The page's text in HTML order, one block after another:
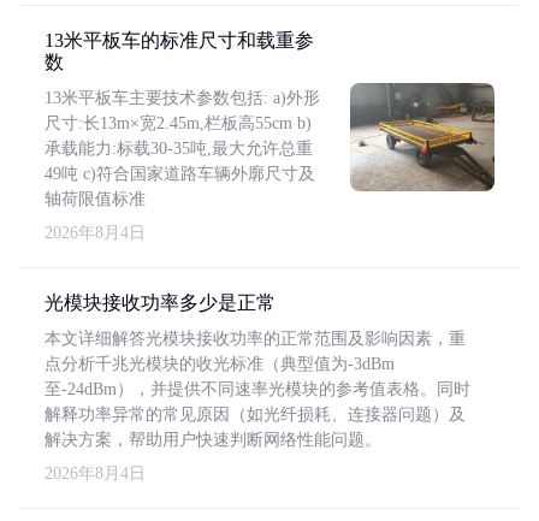
13米平板车的标准尺寸和载重参
数
13米平板车主要技术参数包括: a)外形
尺寸:长13m×宽2.45m,栏板高55cm b)
承载能力:标载30-35吨,最大允许总重
49吨 c)符合国家道路车辆外廓尺寸及
轴荷限值标准
2026年8月4日
光模块接收功率多少是正常
本文详细解答光模块接收功率的正常范围及影响因素，重
点分析千兆光模块的收光标准（典型值为-3dBm
至-24dBm），并提供不同速率光模块的参考值表格。同时
解释功率异常的常见原因（如光纤损耗、连接器问题）及
解决方案，帮助用户快速判断网络性能问题。
2026年8月4日